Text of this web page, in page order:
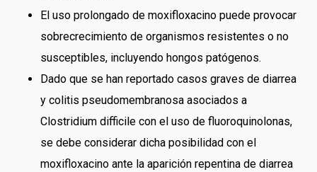
El uso prolongado de moxifloxacino puede provocar
sobrecrecimiento de organismos resistentes o no
susceptibles, incluyendo hongos patógenos.
Dado que se han reportado casos graves de diarrea
y colitis pseudomembranosa asociados a
Clostridium difficile con el uso de fluoroquinolonas,
se debe considerar dicha posibilidad con el
moxifloxacino ante la aparición repentina de diarrea